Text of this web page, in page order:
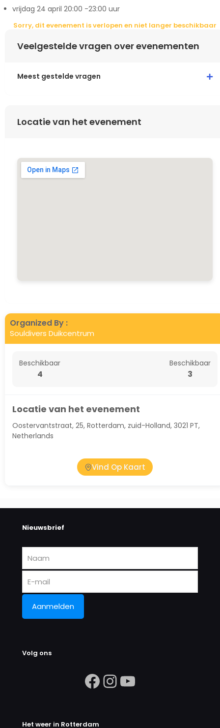
vrijdag 24 april 20:00 -23:00 uur
Sorry, dit evenement is verlopen en niet langer beschikbaar
Veelgestelde vragen over evenementen
Meest gestelde vragen
Locatie van het evenement
Organized By :
Souldivers Duikcentrum
Beschikbaar
4
Beschikbaar
3
Locatie van het evenement
Oostervantstraat, 25, Rotterdam, zuid-Holland, 3021 PT,
Netherlands
Vind Op Kaart
Nieuwsbrief
Volg ons
https://www.facebook.com/
Instagram
https://
Het weer in Rotterdam